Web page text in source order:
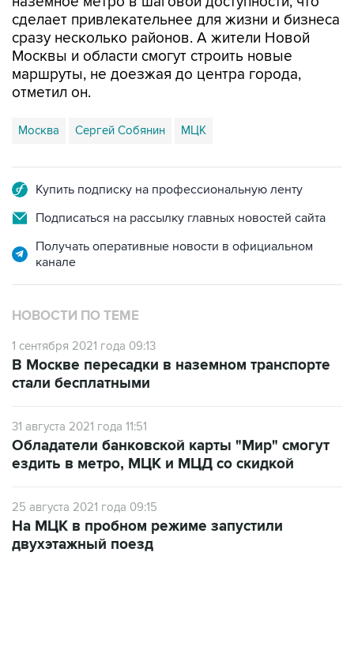
сразу несколько районов. А жители Новой
Москвы и области смогут строить новые
маршруты, не доезжая до центра города,
отметил он.
Москва Сергей Собянин
Подписаться на рассылку главных новостей сайта
Получать оперативные новости в официальном
НОВОСТИ ПО ТЕМЕ
1 сентября 2021 года 09:13
стали бесплатными
ездить в метро, МЦК и МЦД со скидкой
25 августа 2021 года 09:15
двухэтажный поезд